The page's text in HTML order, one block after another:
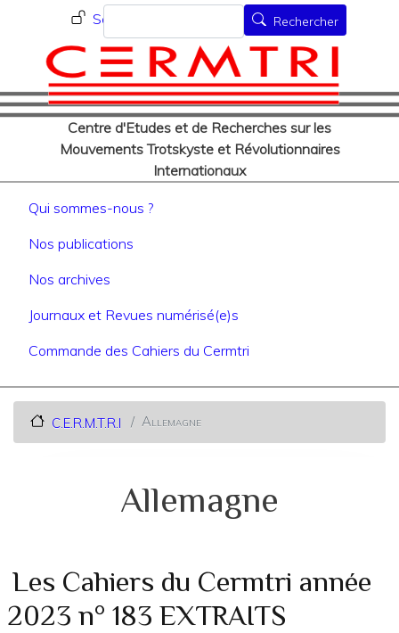
au
contenu
principal
Menu du compte de
Se connecter
Centre d'Etudes et de Recherches sur les
Mouvements Trotskyste et Révolutionnaires
Internationaux
Rechercher Rechercher
Navigation principale
Qui sommes-nous ?
Nos publications
Nos archives
Journaux et Revues numérisé(e)s
Commande des Cahiers du Cermtri
C.E.R.M.T.R.I Allemagne
Allemagne
Les Cahiers du Cermtri année
2023 n° 183 EXTRAITS